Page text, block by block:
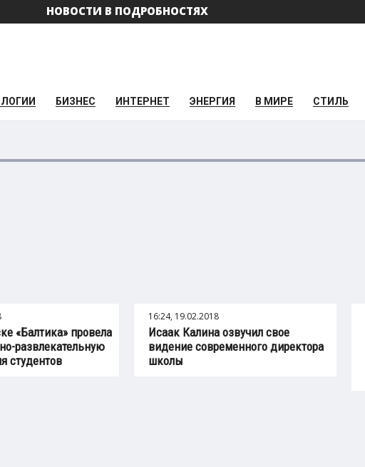
НОВОСТИ В ПОДРОБНОСТЯХ
БИЗНЕС ИНТЕРНЕТ ЭНЕРГИЯ В МИРЕ СТИЛЬ
«Балтика» провела
развлекательную
студентов
16:24, 19.02.2018
Исаак Калина озвучил свое
видение современного директора
школы